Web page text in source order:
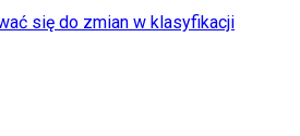
się do zmian w klasyfikacji